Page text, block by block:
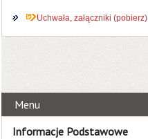
Uchwała, załączniki (pobierz)
Menu
Informacje Podstawowe